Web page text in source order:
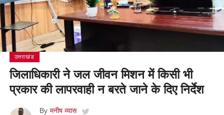
उत्तराखंड
जिलाधिकारी ने जल जीवन मिशन में किसी भी
प्रकार की लापरवाही न बरते जाने के दिए निर्देश
By मनीष व्यास